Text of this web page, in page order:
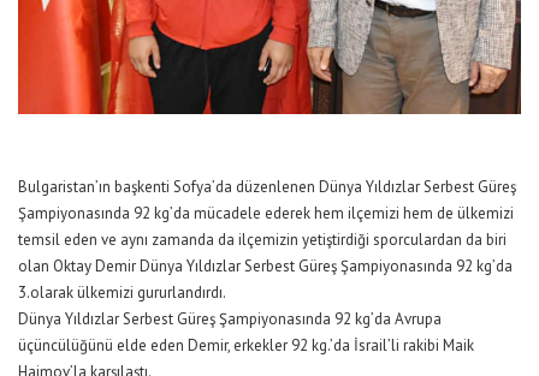
Bulgaristan’ın başkenti Sofya’da düzenlenen Dünya Yıldızlar Serbest Güreş
Şampiyonasında 92 kg’da mücadele ederek hem ilçemizi hem de ülkemizi
temsil eden ve aynı zamanda da ilçemizin yetiştirdiği sporculardan da biri
olan Oktay Demir Dünya Yıldızlar Serbest Güreş Şampiyonasında 92 kg’da
3.olarak ülkemizi gururlandırdı.
Dünya Yıldızlar Serbest Güreş Şampiyonasında 92 kg’da Avrupa
üçüncülüğünü elde eden Demir, erkekler 92 kg.’da İsrail’li rakibi Maik
Haimov’la karşılaştı.